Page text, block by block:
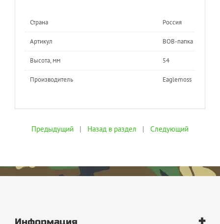
Страна Россия
Артикул ВОВ-папка
Высота, мм 54
Производитель Eaglemoss
Предыдущий | Назад в раздел | Следующий